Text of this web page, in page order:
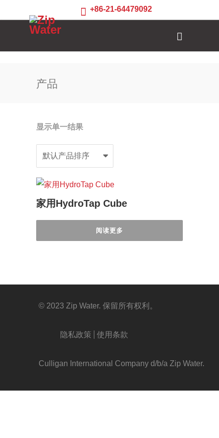
+86-21-64479092
产品
显示单一结果
家用HydroTap Cube
阅读更多
© 2023 Zip Water. 保留所有权利。
隐私政策 使用条款
Culligan International Company d/b/a Zip Water.